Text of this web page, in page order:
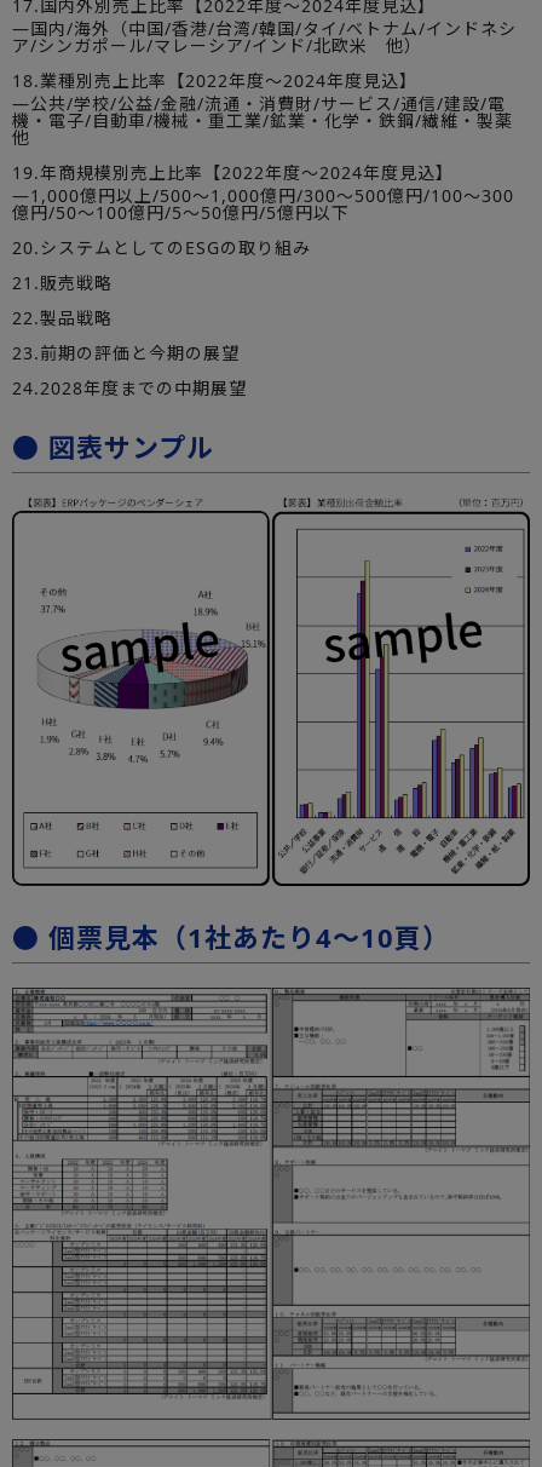
17.国内外別売上比率【2022年度～2024年度見込】
―国内/海外（中国/香港/台湾/韓国/タイ/ベトナム/インドネシ
ア/シンガポール/マレーシア/インド/北欧米 他）
18.業種別売上比率【2022年度～2024年度見込】
―公共/学校/公益/金融/流通・消費財/サービス/通信/建設/電
機・電子/自動車/機械・重工業/鉱業・化学・鉄鋼/繊維・製薬
他
19.年商規模別売上比率【2022年度～2024年度見込】
―1,000億円以上/500～1,000億円/300～500億円/100～300
億円/50～100億円/5～50億円/5億円以下
20.システムとしてのESGの取り組み
21.販売戦略
22.製品戦略
23.前期の評価と今期の展望
24.2028年度までの中期展望
● 図表サンプル
● 個票見本（1社あたり4～10頁）